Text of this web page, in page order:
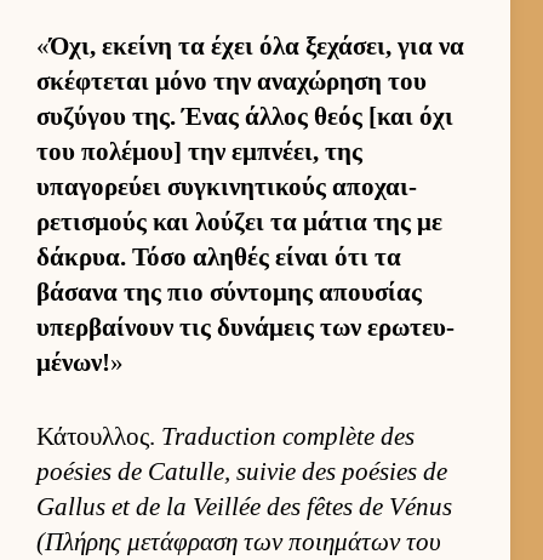
«Όχι, εκείνη τα έχει όλα ξεχάσει, για να
σκέφτεται μόνο την αναχώρηση του
συζύγου της. Ένας άλ­λος θεός [και όχι
του πολέμου] την εμπνέει, της
υπαγορεύει συγκινητικούς αποχαι­
ρετισμούς και λού­ζει τα μάτια της με
δάκρυα. Τόσο αληθές εί­ναι ότι τα
βάσανα της πιο σύντομης απου­σίας
υπερ­βαί­νουν τις δυνάμεις των ερωτευ­
μένων!»
Κάτουλ­λος. Traduction complète des
poésies de Catulle, suivie des poésies de
Gallus et de la Veillée des fêtes de Vénus
(Πλήρης μετάφραση των ποι­ημάτων του